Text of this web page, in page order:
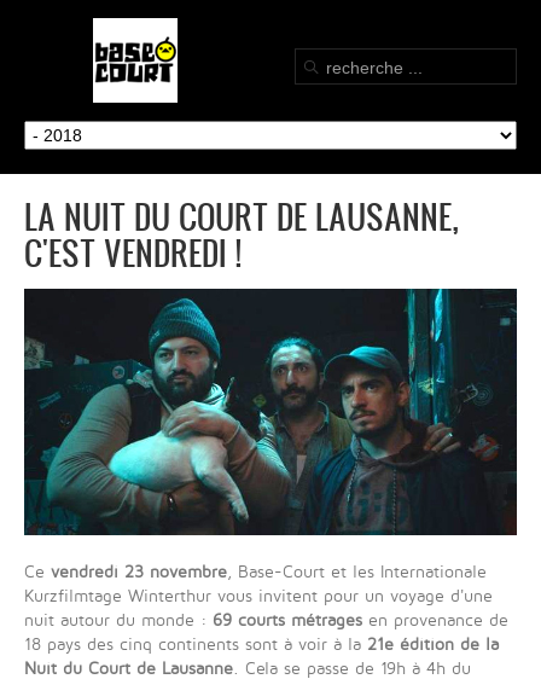
LA NUIT DU COURT DE LAUSANNE,
C'EST VENDREDI !
Ce vendredi 23 novembre, Base-Court et les Internationale
Kurzfilmtage Winterthur vous invitent pour un voyage d'une
nuit autour du monde : 69 courts métrages en provenance de
18 pays des cinq continents sont à voir à la 21e édition de la
Nuit du Court de Lausanne. Cela se passe de 19h à 4h du